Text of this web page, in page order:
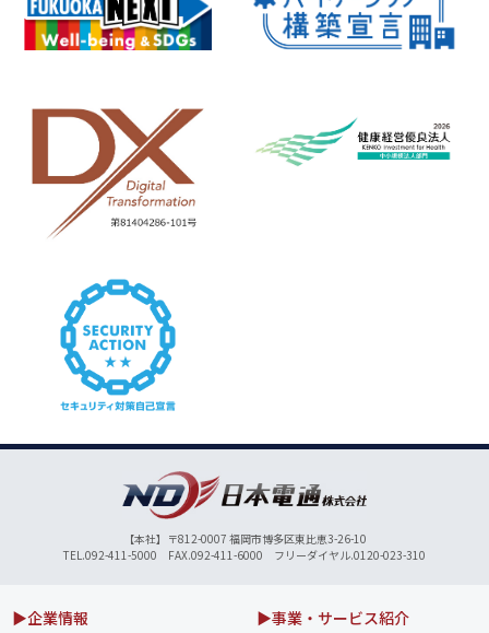
【本社】〒812-0007 福岡市博多区東比恵3-26-10
TEL.092-411-5000 FAX.092-411-6000 フリーダイヤル.0120-023-310
▶企業情報
▶事業・サービス紹介